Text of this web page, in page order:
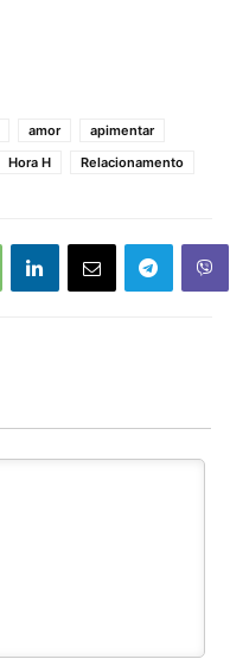
amor
apimentar
Hora H Relacionamento